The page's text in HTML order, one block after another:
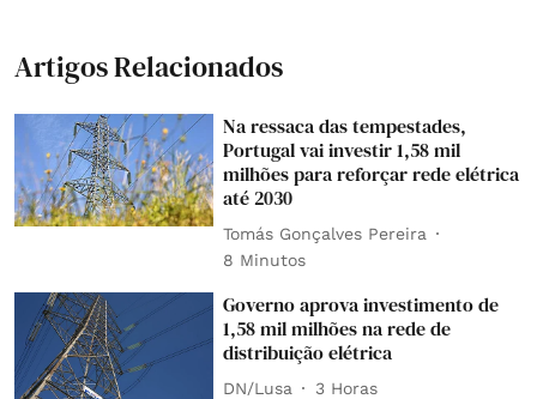
Artigos Relacionados
Na ressaca das tempestades,
Portugal vai investir 1,58 mil
milhões para reforçar rede elétrica
até 2030
Tomás Gonçalves Pereira
8 Minutos
Governo aprova investimento de
1,58 mil milhões na rede de
distribuição elétrica
DN/Lusa 3 Horas